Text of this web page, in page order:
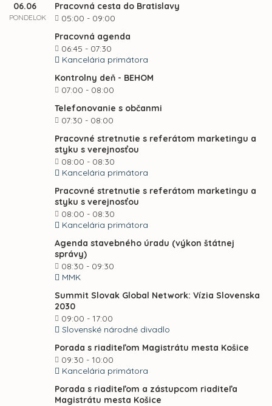
06.06
PONDELOK
Pracovná cesta do Bratislavy
05:00 - 09:00
Pracovná agenda
06:45 - 07:30
Kancelária primátora
Kontrolny deň - BEHOM
07:00 - 08:00
Telefonovanie s občanmi
07:30 - 08:00
Pracovné stretnutie s referátom marketingu a
styku s verejnosťou
08:00 - 08:30
Kancelária primátora
Pracovné stretnutie s referátom marketingu a
styku s verejnosťou
08:00 - 08:30
Kancelária primátora
Agenda stavebného úradu (výkon štátnej
správy)
08:30 - 09:30
MMK
Summit Slovak Global Network: Vízia Slovenska
2030
09:00 - 17:00
Slovenské národné divadlo
Porada s riaditeľom Magistrátu mesta Košice
09:30 - 10:00
Kancelária primátora
Porada s riaditeľom a zástupcom riaditeľa
Magistrátu mesta Košice